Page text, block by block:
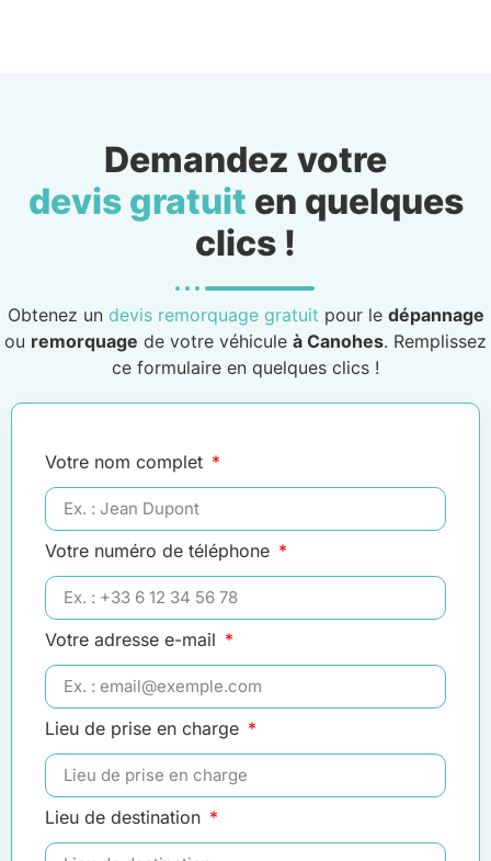
Demandez votre
devis gratuit en quelques
clics !
Obtenez un devis remorquage gratuit pour le dépannage
ou remorquage de votre véhicule à Canohes. Remplissez
ce formulaire en quelques clics !
Votre nom complet
Votre numéro de téléphone
Votre adresse e-mail
Lieu de prise en charge
Lieu de destination